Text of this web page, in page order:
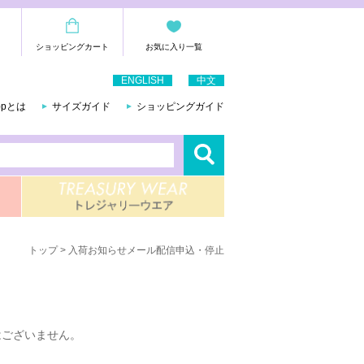
ショッピングカート お気に入り一覧
ENGLISH 中文
とは サイズガイド ショッピングガイド
トップ> 入荷お知らせメール配信申込・停止
ざいません。